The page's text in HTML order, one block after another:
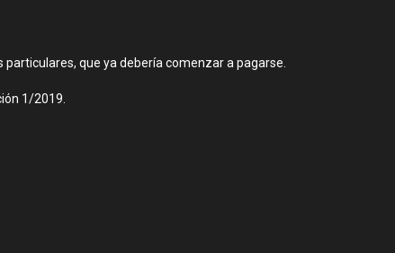
que ya debería comenzar a pagarse.
1/2019.